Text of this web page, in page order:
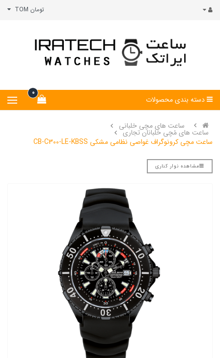
تومان TOM
0
دسته بندی محصولات
ساعت های مچی خلبانی
ساعت های مُچی خلبانان تجاری
ساعت مچی کرونوگراف غواصی نظامی مشکی CB-C300-LE-KBSS
مشاهده نوار کناری